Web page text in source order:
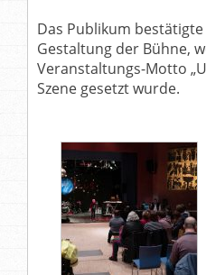
Das Publikum
Gestaltung der Bühne,
Veranstaltungs-Motto
Szene gesetzt wurde.